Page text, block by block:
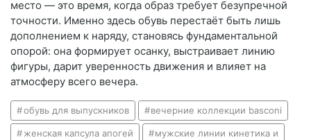
место — это время, когда образ требует безупречной
точности. Именно здесь обувь перестаёт быть лишь
дополнением к наряду, становясь фундаментальной
опорой: она формирует осанку, выстраивает линию
фигуры, дарит уверенность движения и влияет на
атмосферу всего вечера.
обувь для выпускников вечерние коллекции basconi
женская капсула апогей мужские линии кинетика и